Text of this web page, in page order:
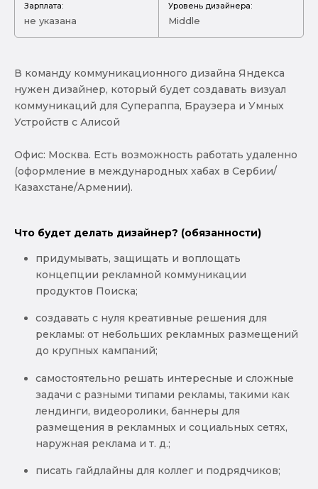
Зарплата:
не указана
Уровень дизайнера:
Middle
В команду коммуникационного дизайна Яндекса
нужен дизайнер, который будет создавать визуал
коммуникаций для Супераппа, Браузера и Умных
Устройств с Алисой
Офис: Москва. Есть возможность работать удаленно
(оформление в международных хабах в Сербии/
Казахстане/Армении).
Что будет делать дизайнер? (обязанности)
придумывать, защищать и воплощать
концепции рекламной коммуникации
продуктов Поиска;
создавать с нуля креативные решения для
рекламы: от небольших рекламных размещений
до крупных кампаний;
самостоятельно решать интересные и сложные
задачи с разными типами рекламы, такими как
лендинги, видеоролики, баннеры для
размещения в рекламных и социальных сетях,
наружная реклама и т. д.;
писать гайдлайны для коллег и подрядчиков;